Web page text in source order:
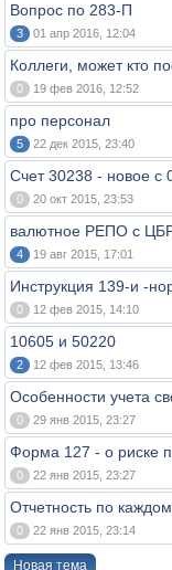
Вопрос по 283-П
3 01 апр 2016, 12:04
Коллеги, может кто
0 19 фев 2016, 12:52
про персонал
5 22 дек 2015, 23:40
Счет 30238 - новое с
0 20 окт 2015, 23:53
валютное РЕПО с
4 19 авг 2015, 17:01
Инструкция 139-и -
0 12 фев 2015, 14:10
10605 и 50220
2 12 фев 2015, 13:46
Особенности учета
0 29 янв 2015, 23:27
Форма 127 - о риске
0 22 янв 2015, 23:27
Отчетность по
0 22 янв 2015, 23:14
Новая тема